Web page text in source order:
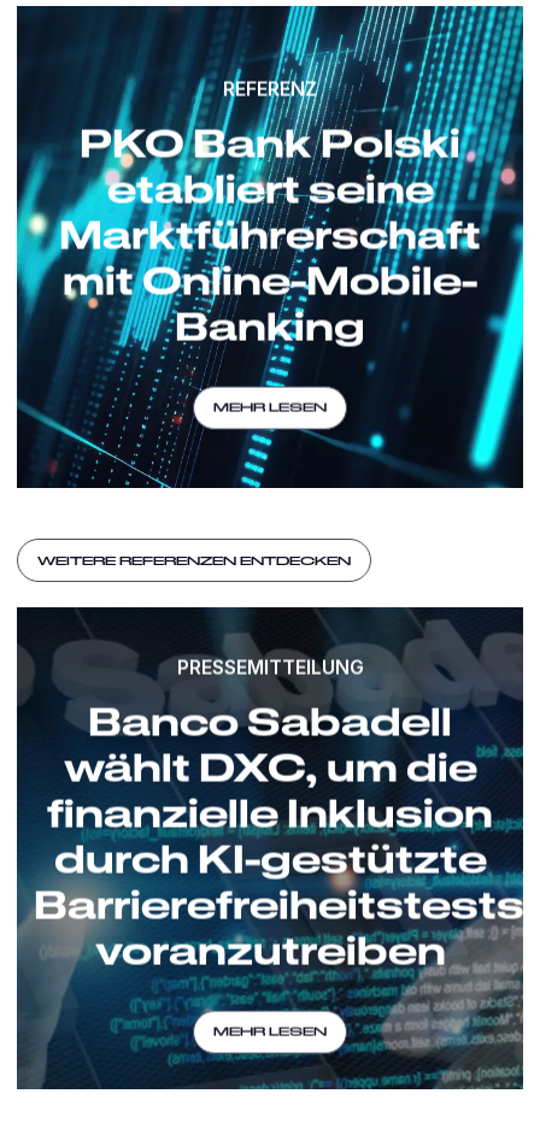
REFERENZ
PKO Bank Polski
etabliert seine
Marktführerschaft
mit Online-Mobile-
Banking
MEHR LESEN
WEITERE REFERENZEN ENTDECKEN
PRESSEMITTEILUNG
Banco Sabadell
wählt DXC, um die
finanzielle Inklusion
durch KI-gestützte
Barrierefreiheitstests
voranzutreiben
MEHR LESEN